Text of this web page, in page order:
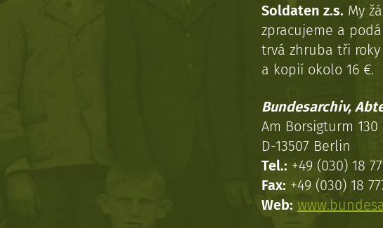
Soldaten z.s. My
zpracujeme a
trvá zhruba tři
a kopií okolo 16 €.
Bundesarchiv,
Am Borsigturm 130
D-13507 Berlin
Tel.: +49 (030) 18
Fax: +49 (030) 18
Web: